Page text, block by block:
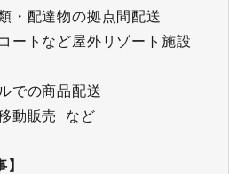
・配達物の拠点間配送
ートなど屋外リゾート施設
での商品配送
動販売 など